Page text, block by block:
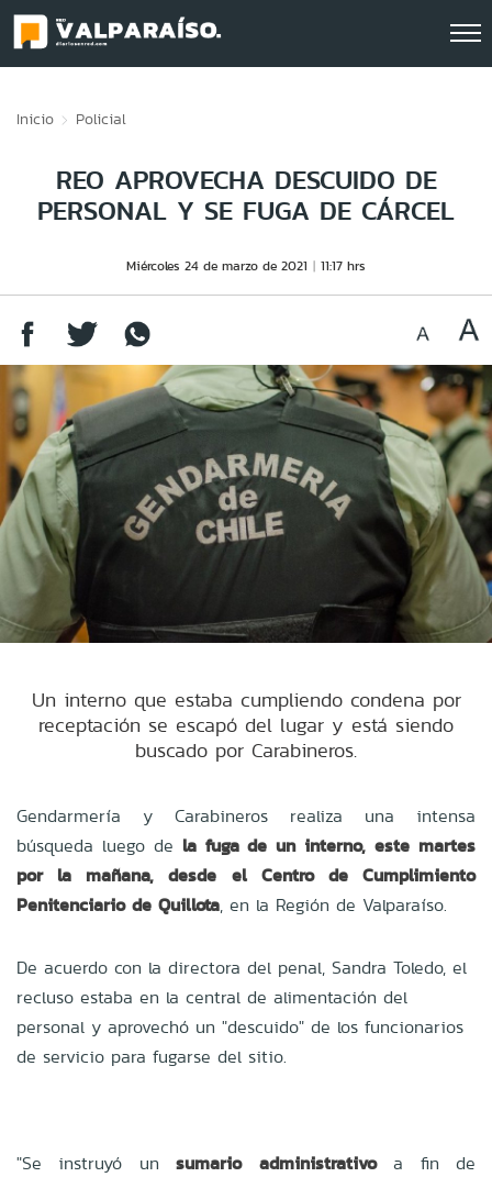
Inicio Policial
REO APROVECHA DESCUIDO DE
PERSONAL Y SE FUGA DE CÁRCEL
Miércoles 24 de marzo de 2021 11:17 hrs
Un interno que estaba cumpliendo condena por
receptación se escapó del lugar y está siendo
buscado por Carabineros.
Gendarmería y Carabineros realiza una intensa
búsqueda luego de la fuga de un interno, este martes
por la mañana, desde el Centro de Cumplimiento
Penitenciario de Quillota, en la Región de Valparaíso.
De acuerdo con la directora del penal, Sandra Toledo, el
recluso estaba en la central de alimentación del
personal y aprovechó un "descuido" de los funcionarios
de servicio para fugarse del sitio.
"Se instruyó un sumario administrativo
a fin de